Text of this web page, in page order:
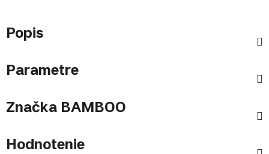
Popis
Parametre
Značka BAMBOO
Hodnotenie